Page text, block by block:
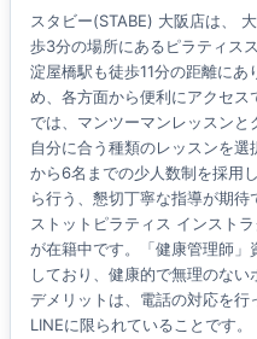
スタビー(STABE) 大阪店は、
歩3分の場所にあるピラティス
淀屋橋駅も徒歩11分の距離に
め、各方面から便利にアクセス
では、マンツーマンレッスンと
自分に合う種類のレッスンを
から6名までの少人数制を採用
ら行う、懇切丁寧な指導が期待
ストットピラティス インスト
が在籍中です。「健康管理師
しており、健康的で無理のない
デメリットは、電話の対応を
LINEに限られていることです。